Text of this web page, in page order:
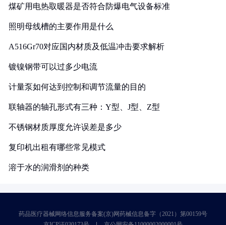
煤矿用电热取暖器是否符合防爆电气设备标准
照明母线槽的主要作用是什么
A516Gr70对应国内材质及低温冲击要求解析
镀镍钢带可以过多少电流
计量泵如何达到控制和调节流量的目的
联轴器的轴孔形式有三种：Y型、J型、Z型
不锈钢材质厚度允许误差是多少
复印机出租有哪些常见模式
溶于水的润滑剂的种类
药品医疗器械网络信息服务备案(京)网药械信息备字（2021）第00159号